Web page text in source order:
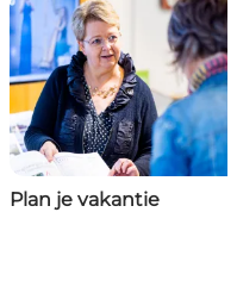
Plan je vakantie